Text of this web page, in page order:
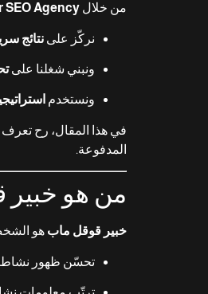
من خلال SEO Agency
نركّز على نتائج
ونبني شغلنا على
ونستخدم
في هذا المقال، رح
المدفوعة.
من هو
خبير قوقل ماب هو
تحسّن ظهور